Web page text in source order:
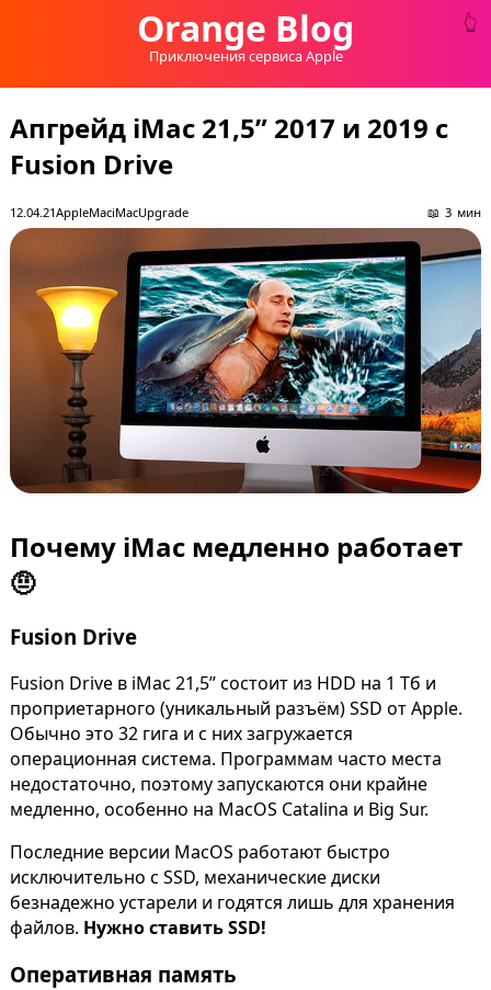
Orange Blog
Приключения сервиса Apple
Апгрейд iMac 21,5” 2017 и 2019 с
Fusion Drive
12.04.21AppleMaciMacUpgrade 3
Почему iMac медленно работает
🤨
Fusion Drive
Fusion Drive в iMac 21,5” состоит из HDD на 1 Тб и
проприетарного (уникальный разъём) SSD от Apple.
Обычно это 32 гига и с них загружается
операционная система. Программам часто места
недостаточно, поэтому запускаются они крайне
медленно, особенно на MacOS Catalina и Big Sur.
Последние версии MacOS работают быстро
исключительно с SSD, механические диски
безнадежно устарели и годятся лишь для хранения
файлов. Нужно ставить SSD!
Оперативная память